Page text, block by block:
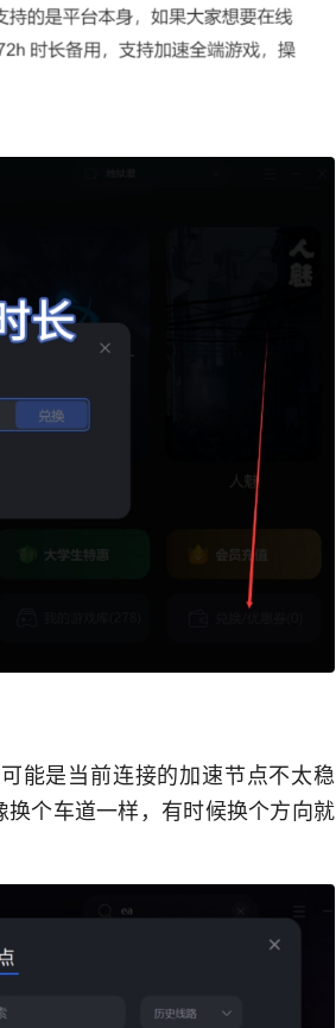
能是当前连接的加速节点不太稳
个车道一样，有时候换个方向就